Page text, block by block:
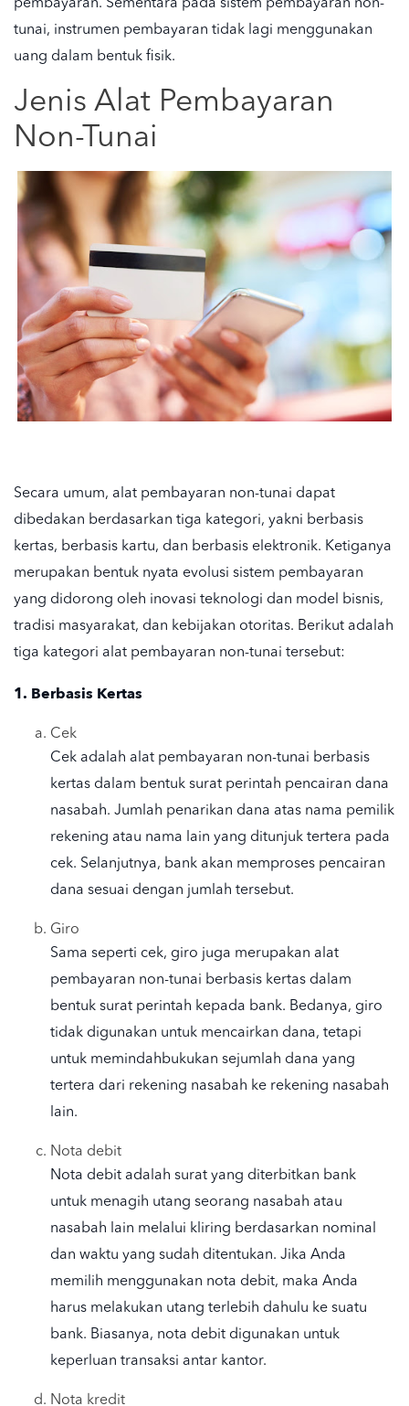
pembayaran. Sementara pada sistem pembayaran non-
tunai, instrumen pembayaran tidak lagi menggunakan
uang dalam bentuk fisik.
Jenis Alat Pembayaran
Non-Tunai
Secara umum, alat pembayaran non-tunai dapat
dibedakan berdasarkan tiga kategori, yakni berbasis
kertas, berbasis kartu, dan berbasis elektronik. Ketiganya
merupakan bentuk nyata evolusi sistem pembayaran
yang didorong oleh inovasi teknologi dan model bisnis,
tradisi masyarakat, dan kebijakan otoritas. Berikut adalah
tiga kategori alat pembayaran non-tunai tersebut:
1. Berbasis Kertas
Cek
Cek adalah alat pembayaran non-tunai berbasis
kertas dalam bentuk surat perintah pencairan dana
nasabah. Jumlah penarikan dana atas nama pemilik
rekening atau nama lain yang ditunjuk tertera pada
cek. Selanjutnya, bank akan memproses pencairan
dana sesuai dengan jumlah tersebut.
Giro
Sama seperti cek, giro juga merupakan alat
pembayaran non-tunai berbasis kertas dalam
bentuk surat perintah kepada bank. Bedanya, giro
tidak digunakan untuk mencairkan dana, tetapi
untuk memindahbukukan sejumlah dana yang
tertera dari rekening nasabah ke rekening nasabah
lain.
Nota debit
Nota debit adalah surat yang diterbitkan bank
untuk menagih utang seorang nasabah atau
nasabah lain melalui kliring berdasarkan nominal
dan waktu yang sudah ditentukan. Jika Anda
memilih menggunakan nota debit, maka Anda
harus melakukan utang terlebih dahulu ke suatu
bank. Biasanya, nota debit digunakan untuk
keperluan transaksi antar kantor.
Nota kredit